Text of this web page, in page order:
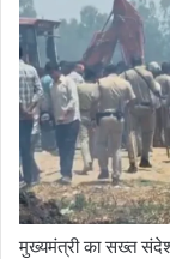
मुख्यमंत्री का सख्त संदेश